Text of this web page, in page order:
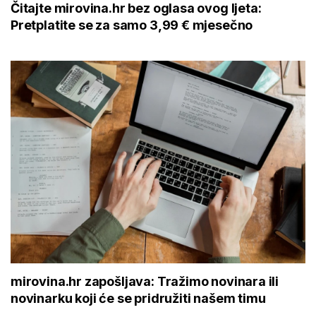
Čitajte mirovina.hr bez oglasa ovog ljeta:
Pretplatite se za samo 3,99 € mjesečno
mirovina.hr zapošljava: Tražimo novinara ili
novinarku koji će se pridružiti našem timu